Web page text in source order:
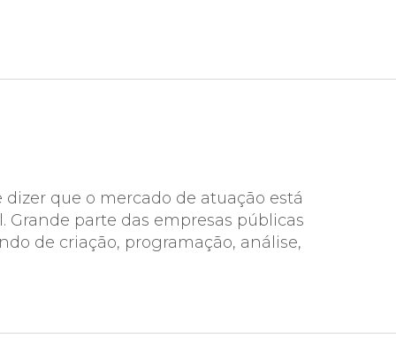
que o mercado de atuação está
Grande parte das empresas públicas
de criação, programação, análise,